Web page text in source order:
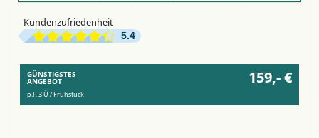
Kundenzufriedenheit
5.4
GÜNSTIGSTES
ANGEBOT 159,- €
p.P. 3 Ü / Frühstück